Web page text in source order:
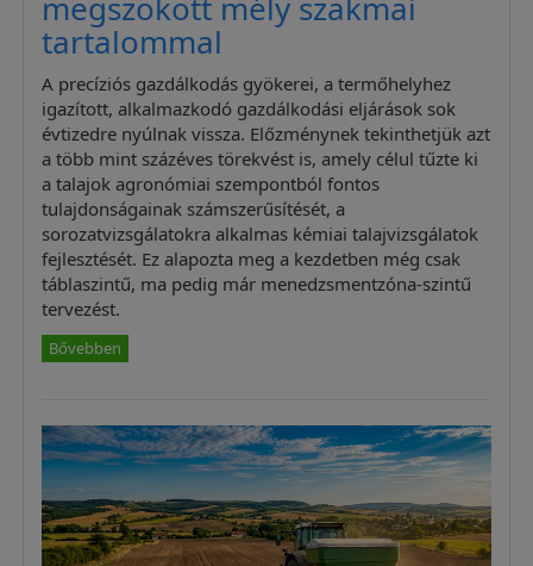
megszokott mély szakmai
tartalommal
A precíziós gazdálkodás gyökerei, a termőhelyhez
igazított, alkalmazkodó gazdálkodási eljárások sok
évtizedre nyúlnak vissza. Előzménynek tekinthetjük azt
a több mint százéves törekvést is, amely célul tűzte ki
a talajok agronómiai szempontból fontos
tulajdonságainak számszerűsítését, a
sorozatvizsgálatokra alkalmas kémiai talajvizsgálatok
fejlesztését. Ez alapozta meg a kezdetben még csak
táblaszintű, ma pedig már menedzsmentzóna-szintű
tervezést.
Bővebben